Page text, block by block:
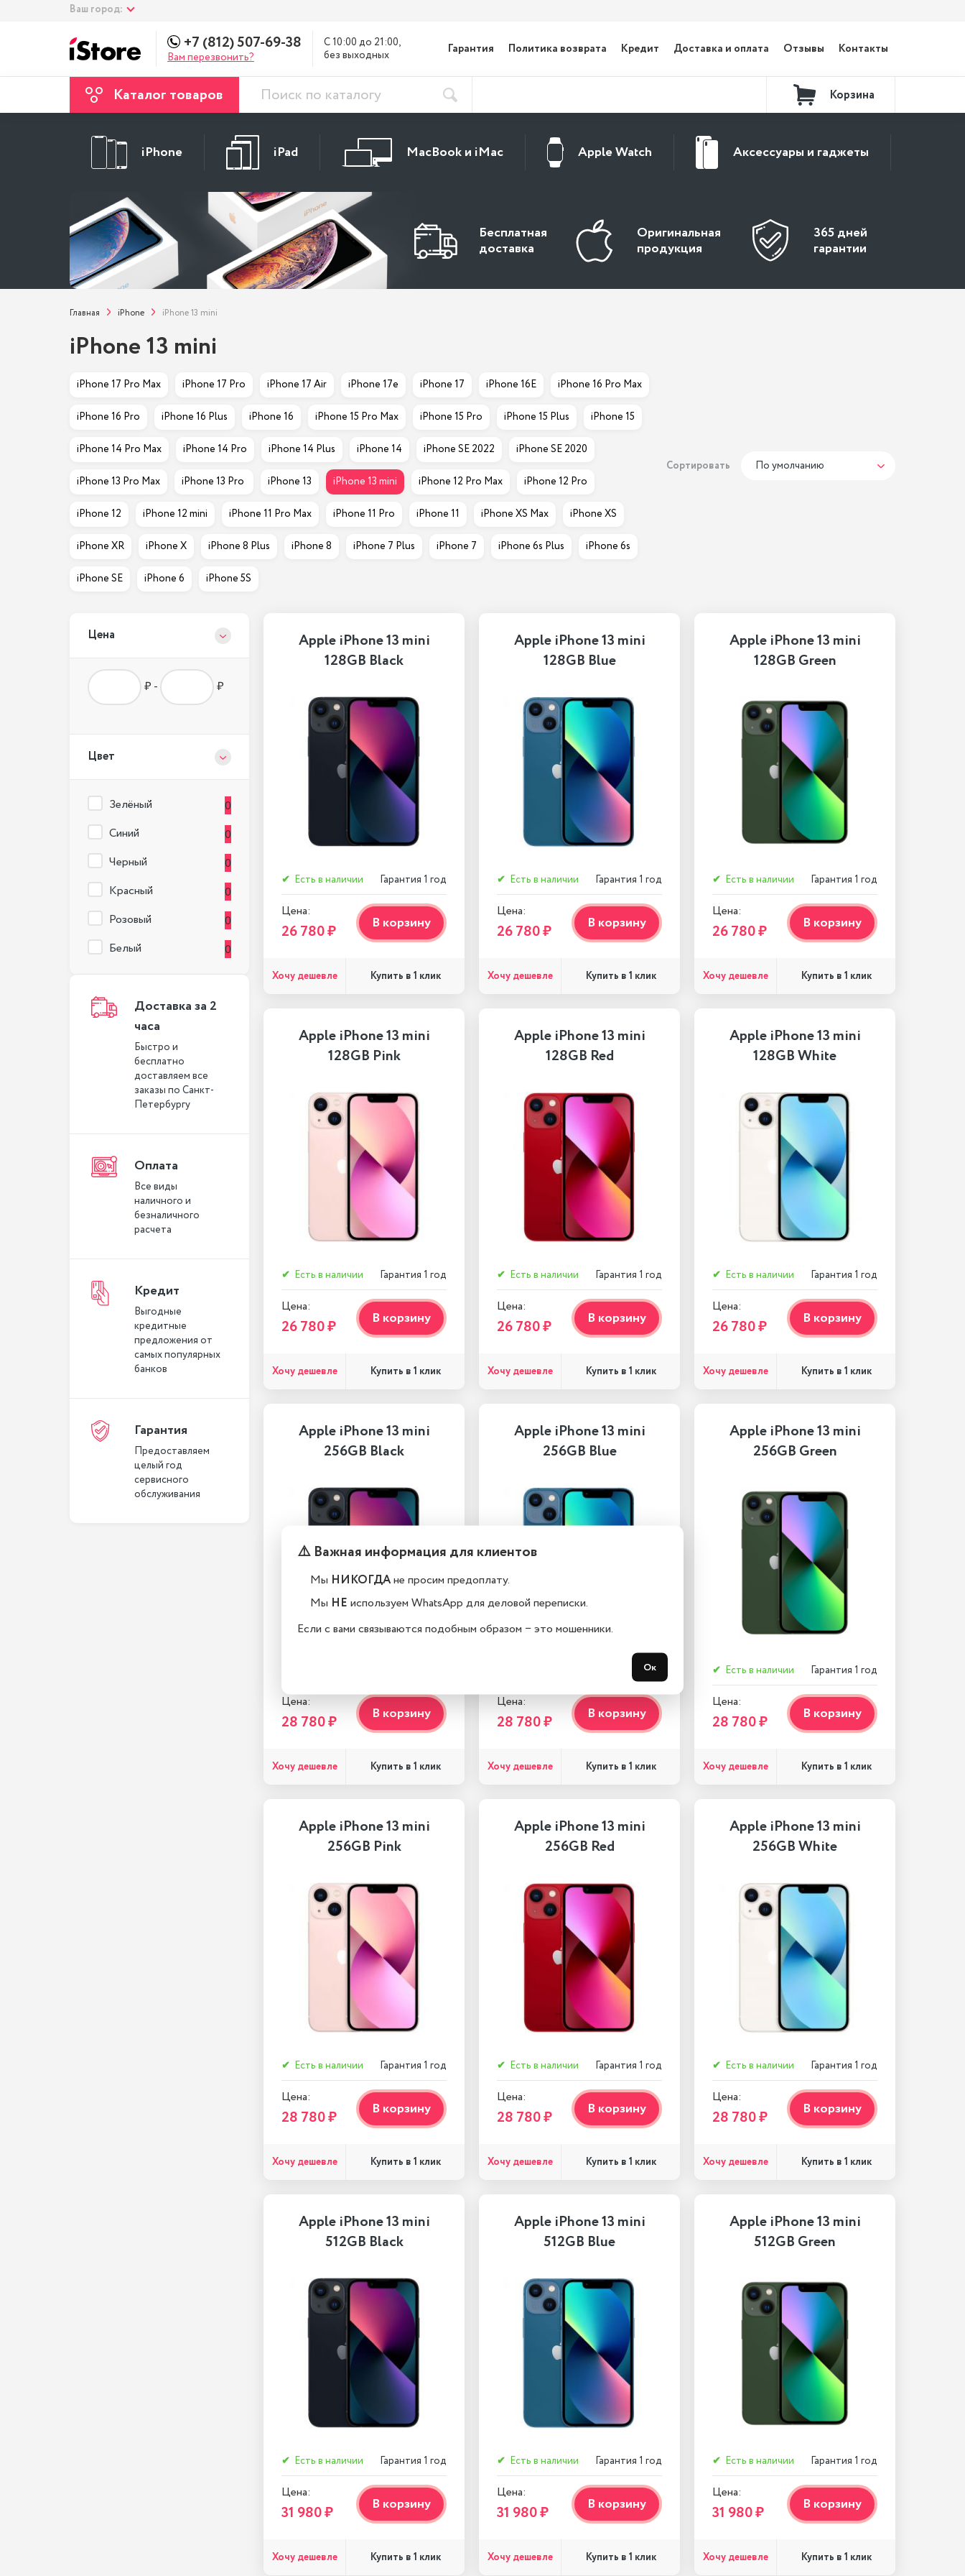
Ваш город:
+7 (812) 507-69-38
Вам перезвонить?
С 10:00 до 21:00,
без выходных
Гарантия Политика возврата Кредит Доставка и оплата Отзывы Контакты
Каталог товаров Корзина
iPhone iPad MacBook и iMac Apple Watch Аксессуары и гаджеты
Бесплатная
доставка
Оригинальная
продукция
365 дней
гарантии
Главная iPhone iPhone 13 mini
iPhone 13 mini
iPhone 17 Pro Max iPhone 17 Pro iPhone 17 Air iPhone 17e iPhone 17 iPhone 16E iPhone 16 Pro Max
iPhone 16 Pro iPhone 16 Plus iPhone 16 iPhone 15 Pro Max iPhone 15 Pro iPhone 15 Plus iPhone 15
iPhone 14 Pro Max iPhone 14 Pro iPhone 14 Plus iPhone 14 iPhone SE 2022 iPhone SE 2020
iPhone 13 Pro Max iPhone 13 Pro iPhone 13 iPhone 13 mini iPhone 12 Pro Max iPhone 12 Pro
iPhone 12 iPhone 12 mini iPhone 11 Pro Max iPhone 11 Pro iPhone 11 iPhone XS Max iPhone XS
iPhone XR iPhone X iPhone 8 Plus iPhone 8 iPhone 7 Plus iPhone 7 iPhone 6s Plus iPhone 6s
iPhone SE iPhone 6 iPhone 5S
Сортировать По умолчанию
Цена
₽ - ₽
Цвет
Зелёный
0
Синий
0
Черный
0
Красный
0
Розовый
0
Белый
0
Доставка за 2
часа
Быстро и
бесплатно
доставляем все
заказы по Санкт-
Петербургу
Оплата
Все виды
наличного и
безналичного
расчета
Кредит
Выгодные
кредитные
предложения от
самых популярных
банков
Гарантия
Предоставляем
целый год
сервисного
обслуживания
Apple iPhone 13 mini
128GB Black
✔ Есть в наличии Гарантия 1 год
Цена:
26 780 ₽ В корзину
Хочу дешевле Купить в 1 клик
Apple iPhone 13 mini
128GB Blue
✔ Есть в наличии Гарантия 1 год
Цена:
26 780 ₽ В корзину
Хочу дешевле Купить в 1 клик
Apple iPhone 13 mini
128GB Green
✔ Есть в наличии Гарантия 1 год
Цена:
26 780 ₽ В корзину
Хочу дешевле Купить в 1 клик
Apple iPhone 13 mini
128GB Pink
✔ Есть в наличии Гарантия 1 год
Цена:
26 780 ₽ В корзину
Хочу дешевле Купить в 1 клик
Apple iPhone 13 mini
128GB Red
✔ Есть в наличии Гарантия 1 год
Цена:
26 780 ₽ В корзину
Хочу дешевле Купить в 1 клик
Apple iPhone 13 mini
128GB White
✔ Есть в наличии Гарантия 1 год
Цена:
26 780 ₽ В корзину
Хочу дешевле Купить в 1 клик
Apple iPhone 13 mini
256GB Black
Цена:
28 780 ₽ В корзину
Хочу дешевле Купить в 1 клик
Apple iPhone 13 mini
256GB Blue
Гарантия 1 год
Цена:
28 780 ₽ В корзину
Хочу дешевле Купить в 1 клик
Apple iPhone 13 mini
256GB Green
✔ Есть в наличии Гарантия 1 год
Цена:
28 780 ₽ В корзину
Хочу дешевле Купить в 1 клик
Apple iPhone 13 mini
256GB Pink
✔ Есть в наличии Гарантия 1 год
Цена:
28 780 ₽ В корзину
Хочу дешевле Купить в 1 клик
Apple iPhone 13 mini
256GB Red
✔ Есть в наличии Гарантия 1 год
Цена:
28 780 ₽ В корзину
Хочу дешевле Купить в 1 клик
Apple iPhone 13 mini
256GB White
✔ Есть в наличии Гарантия 1 год
Цена:
28 780 ₽ В корзину
Хочу дешевле Купить в 1 клик
Apple iPhone 13 mini
512GB Black
✔ Есть в наличии Гарантия 1 год
Цена:
31 980 ₽ В корзину
Хочу дешевле Купить в 1 клик
Apple iPhone 13 mini
512GB Blue
✔ Есть в наличии Гарантия 1 год
Цена:
31 980 ₽ В корзину
Хочу дешевле Купить в 1 клик
Apple iPhone 13 mini
512GB Green
✔ Есть в наличии Гарантия 1 год
Цена:
31 980 ₽ В корзину
Хочу дешевле Купить в 1 клик
⚠️ Важная информация для клиентов
Мы НИКОГДАне просим предоплату.
Мы НЕ используем WhatsApp для деловой переписки.
Если с вами связываются подобным образом − это мошенники.
Ок